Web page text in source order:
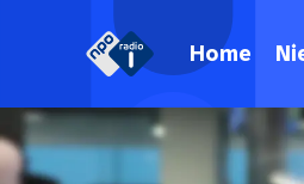
Home